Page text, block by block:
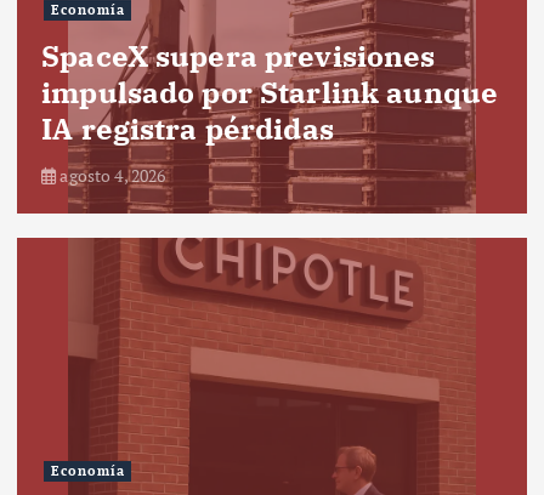
Economía
SpaceX supera previsiones
impulsado por Starlink aunque
IA registra pérdidas
agosto 4, 2026
Economía